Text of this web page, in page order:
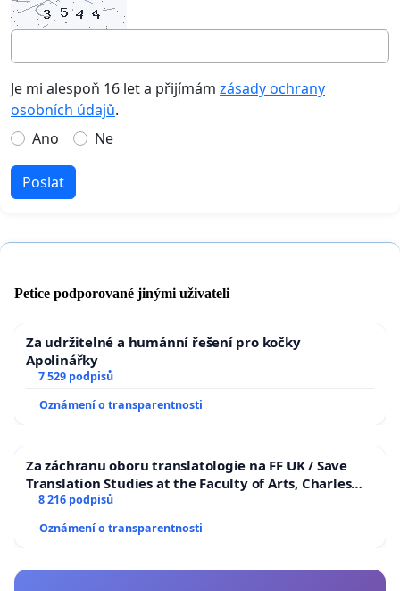
Je mi alespoň 16 let a přijímám zásady ochrany
osobních údajů.
Ano
Ne
Poslat
Petice podporované jinými uživateli
Za udržitelné a humánní řešení pro kočky
Apolinářky
7 529 podpisů
Oznámení o transparentnosti
Za záchranu oboru translatologie na FF UK / Save
Translation Studies at the Faculty of Arts, Charles
University
8 216 podpisů
Oznámení o transparentnosti